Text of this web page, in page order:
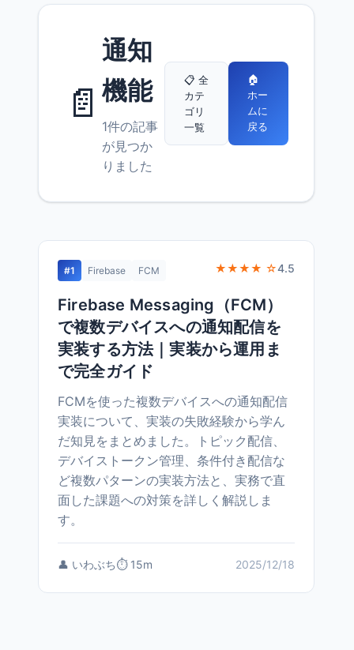
📄
通知
機能
1件の記事
が見つか
りました
📋 全
カテ
ゴリ
一覧
🏠
ホー
ムに
戻る
#1 Firebase FCM ★★★★ ☆4.5
Firebase Messaging（FCM）
で複数デバイスへの通知配信を
実装する方法｜実装から運用ま
で完全ガイド
FCMを使った複数デバイスへの通知配信
実装について、実装の失敗経験から学ん
だ知見をまとめました。トピック配信、
デバイストークン管理、条件付き配信な
ど複数パターンの実装方法と、実務で直
面した課題への対策を詳しく解説しま
す。
👤 いわぶち⏱️ 15m 2025/12/18